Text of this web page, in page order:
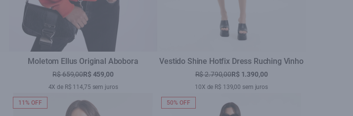
Moletom Ellus Original Abobora
R$ 659,00R$ 459,00
4X de R$ 114,75 sem juros
Vestido Shine Hotfix Dress Ruching Vinho
R$ 2.790,00R$ 1.390,00
10X de R$ 139,00 sem juros
11% OFF 50% OFF